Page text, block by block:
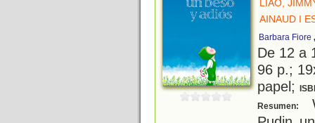
LIAO,
AINAUD I
Barbara Fiore
De 12 a
96 p.;
papel;
Resumen: